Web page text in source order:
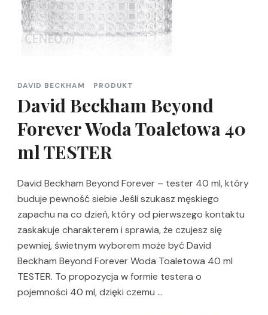
DAVID BECKHAM PRODUKT
David Beckham Beyond
Forever Woda Toaletowa 40
ml TESTER
David Beckham Beyond Forever – tester 40 ml, który
buduje pewność siebie Jeśli szukasz męskiego
zapachu na co dzień, który od pierwszego kontaktu
zaskakuje charakterem i sprawia, że czujesz się
pewniej, świetnym wyborem może być David
Beckham Beyond Forever Woda Toaletowa 40 ml
TESTER. To propozycja w formie testera o
pojemności 40 ml, dzięki czemu …